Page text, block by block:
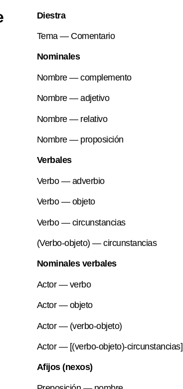
Diestra
Tema — Comentario
Nominales
Nombre — complemento
Nombre — adjetivo
Nombre — relativo
Nombre — proposición
Verbales
Verbo — adverbio
Verbo — objeto
Verbo — circunstancias
(Verbo-objeto) — circunstancias
Nominales verbales
Actor — verbo
Actor — objeto
Actor — (verbo-objeto)
Actor — [(verbo-objeto)-circunstancias]
Afijos (nexos)